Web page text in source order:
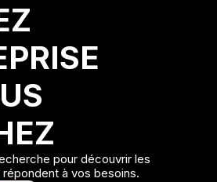
pour découvrir les
à vos besoins.